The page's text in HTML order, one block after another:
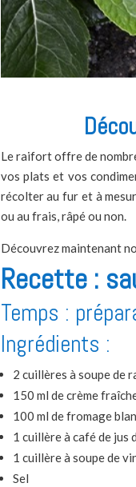
Le raifort offre de
vos plats et vos
récolter au fur et à
ou au frais, râpé ou non.
Découvrez maintenant
Recette :
Temps :
Ingrédients :
2 cuillères à soupe de
150 ml de crème
100 ml de fromage
1 cuillère à café de jus
1 cuillère à soupe de
Sel